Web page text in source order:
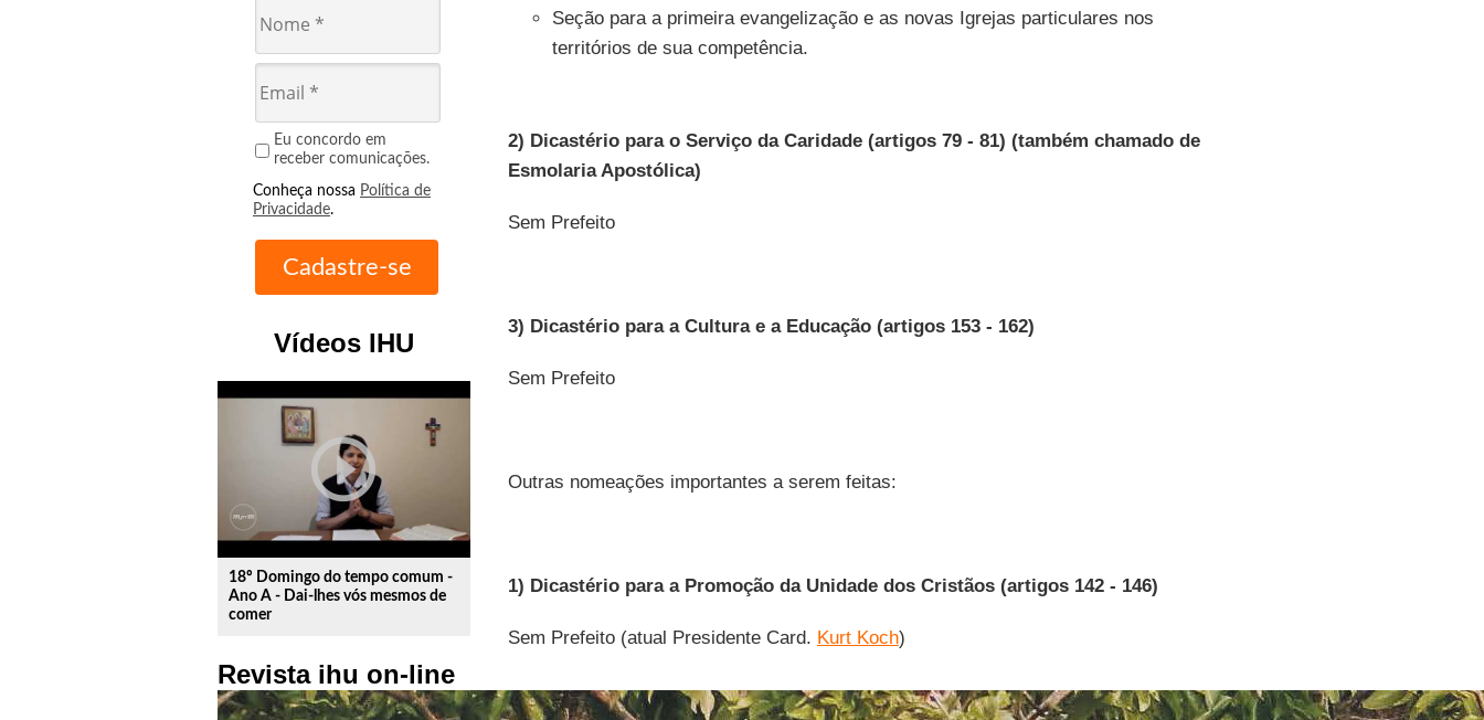
Eu concordo em
receber comunicações.
Conheça nossa Política de
Privacidade.
Vídeos IHU
play_circle_outline
18º Domingo do tempo comum -
Ano A - Dai-lhes vós mesmos de
comer
Revista ihu on-line
Seção para a primeira evangelização e as novas Igrejas particulares nos
territórios de sua competência.
2) Dicastério para o Serviço da Caridade (artigos 79 - 81) (também chamado de
Esmolaria Apostólica)
Sem Prefeito
3) Dicastério para a Cultura e a Educação (artigos 153 - 162)
Sem Prefeito
Outras nomeações importantes a serem feitas:
1) Dicastério para a Promoção da Unidade dos Cristãos (artigos 142 - 146)
Sem Prefeito (atual Presidente Card. Kurt Koch)